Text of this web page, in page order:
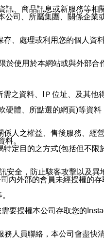
、商品訊息或新服務等相
司、所屬集團、關係企業
、處理或利用您的個人資料
於使用於本網站或與外部合
之資料、IＰ位址、及其他
硬體、所點選的網頁)等資
人之權益、售後服務、經
。
定目的之方式(包括但不限
安全，防止駭客攻擊以及異
內外部的會員未經授權的存
要授權本公司存取您的
人員聯絡，本公司會盡快